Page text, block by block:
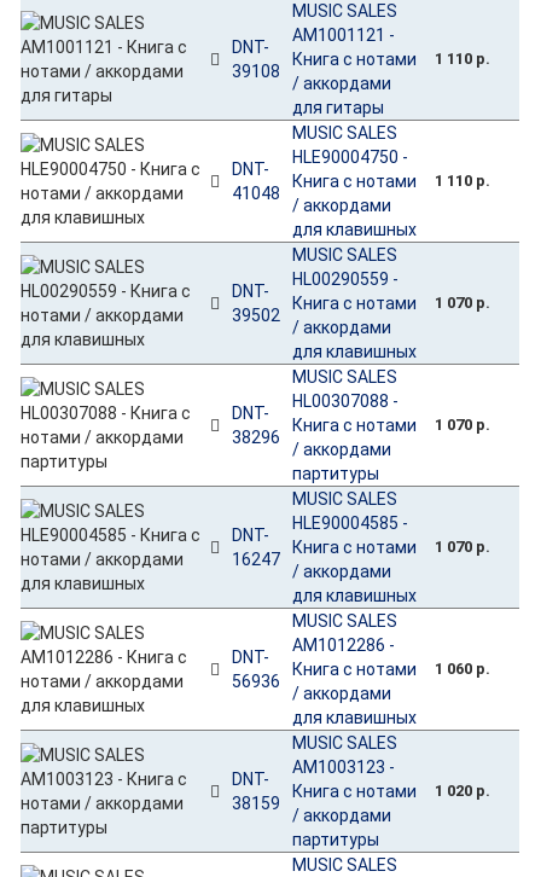
DNT-
39108
MUSIC SALES
AM1001121 -
Книга с нотами
/ аккордами
для гитары
1 110 р.
DNT-
41048
MUSIC SALES
HLE90004750 -
Книга с нотами
/ аккордами
для клавишных
1 110 р.
DNT-
39502
MUSIC SALES
HL00290559 -
Книга с нотами
/ аккордами
для клавишных
1 070 р.
DNT-
38296
MUSIC SALES
HL00307088 -
Книга с нотами
/ аккордами
партитуры
1 070 р.
DNT-
16247
MUSIC SALES
HLE90004585 -
Книга с нотами
/ аккордами
для клавишных
1 070 р.
DNT-
56936
MUSIC SALES
AM1012286 -
Книга с нотами
/ аккордами
для клавишных
1 060 р.
DNT-
38159
MUSIC SALES
AM1003123 -
Книга с нотами
/ аккордами
партитуры
1 020 р.
MUSIC SALES